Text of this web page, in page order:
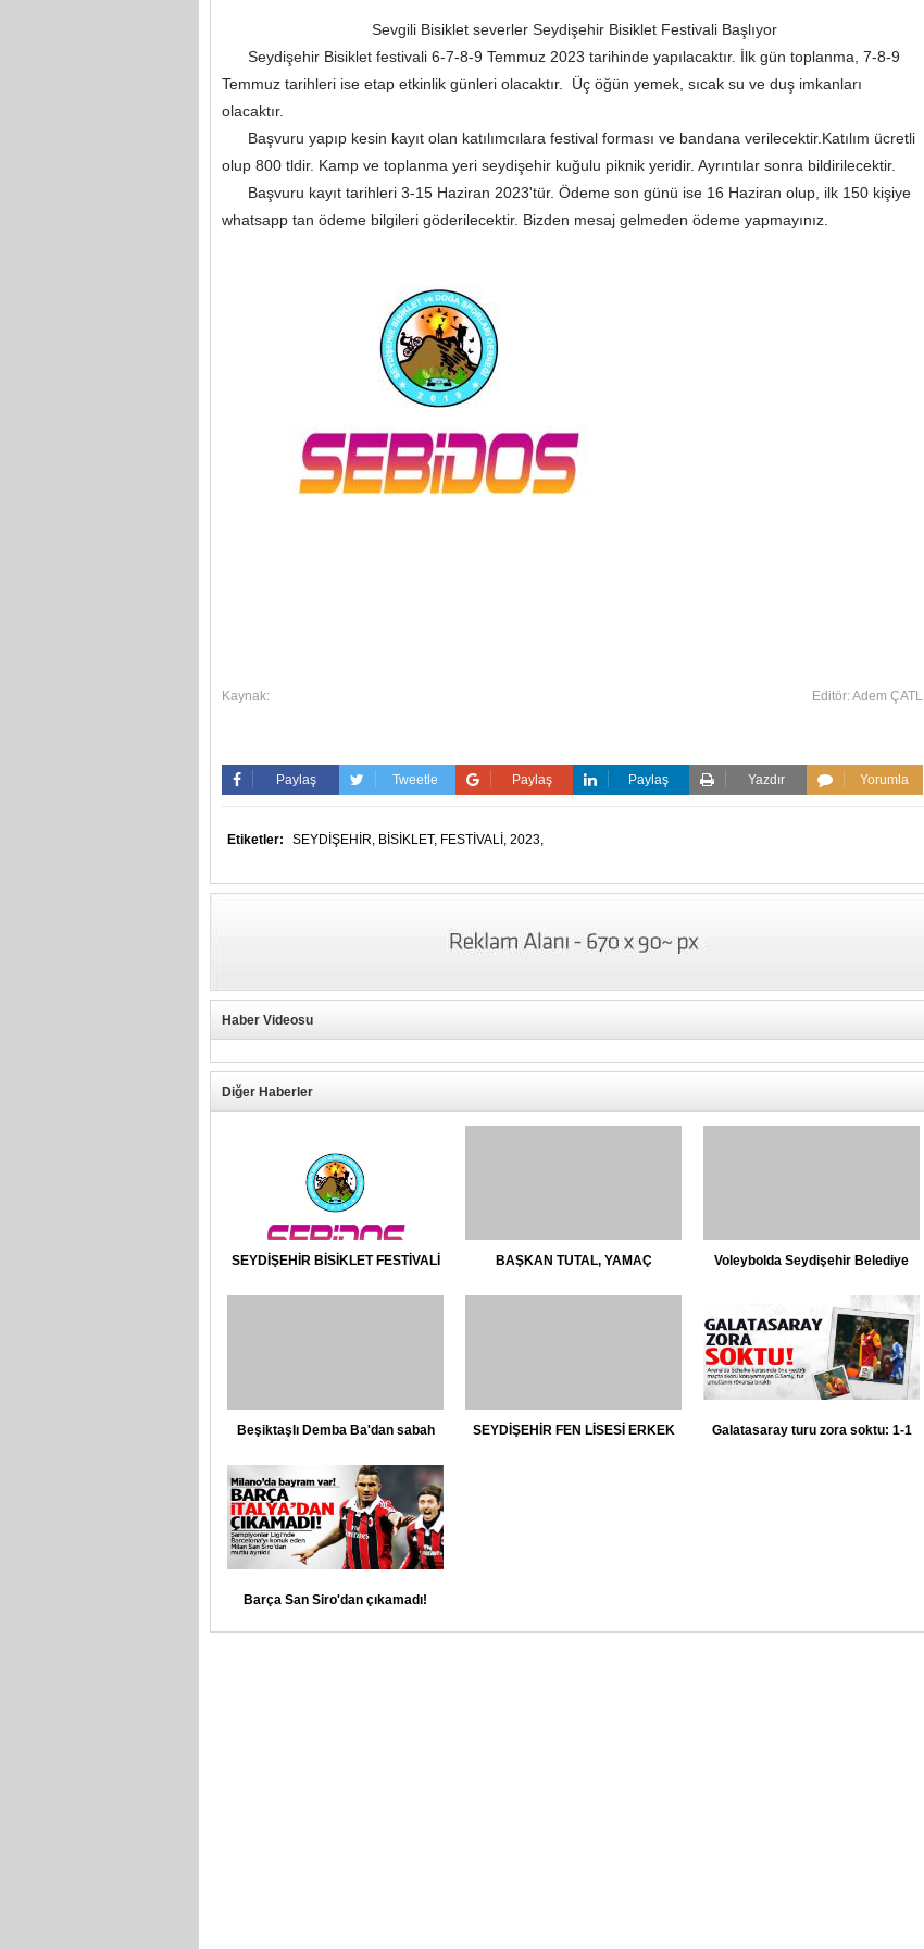
Sevgili Bisiklet severler Seydişehir Bisiklet Festivali Başlıyor
Seydişehir Bisiklet festivali 6-7-8-9 Temmuz 2023 tarihinde yapılacaktır. İlk gün toplanma, 7-8-9
Temmuz tarihleri ise etap etkinlik günleri olacaktır. Üç öğün yemek, sıcak su ve duş imkanları
olacaktır.
Başvuru yapıp kesin kayıt olan katılımcılara festival forması ve bandana verilecektir.Katılım ücretli
olup 800 tldir. Kamp ve toplanma yeri seydişehir kuğulu piknik yeridir. Ayrıntılar sonra bildirilecektir.
Başvuru kayıt tarihleri 3-15 Haziran 2023'tür. Ödeme son günü ise 16 Haziran olup, ilk 150 kişiye
whatsapp tan ödeme bilgileri göderilecektir. Bizden mesaj gelmeden ödeme yapmayınız.
Kaynak: Editör: Adem ÇATLI
Paylaş Tweetle Paylaş Paylaş Yazdır Yorumla
Etiketler: SEYDİŞEHİR, BİSİKLET, FESTİVALİ, 2023,
Haber Videosu
Diğer Haberler
SEYDİŞEHİR BİSİKLET FESTİVALİ
BAŞKAN TUTAL, YAMAÇ
HIZLANDIRDI
Voleybolda Seydişehir Belediye
Beşiktaşlı Demba Ba'dan sabah
SEYDİŞEHİR FEN LİSESİ ERKEK
Galatasaray turu zora soktu: 1-1
Barça San Siro'dan çıkamadı!